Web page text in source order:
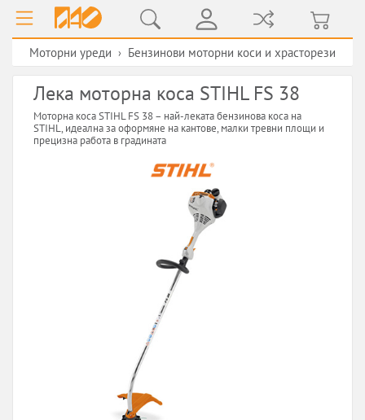
Моторни уреди › Бензинови моторни коси и храсторези
Лека моторна коса STIHL FS 38
Моторна коса STIHL FS 38 – най-леката бензинова коса на
STIHL, идеална за оформяне на кантове, малки тревни площи и
прецизна работа в градината